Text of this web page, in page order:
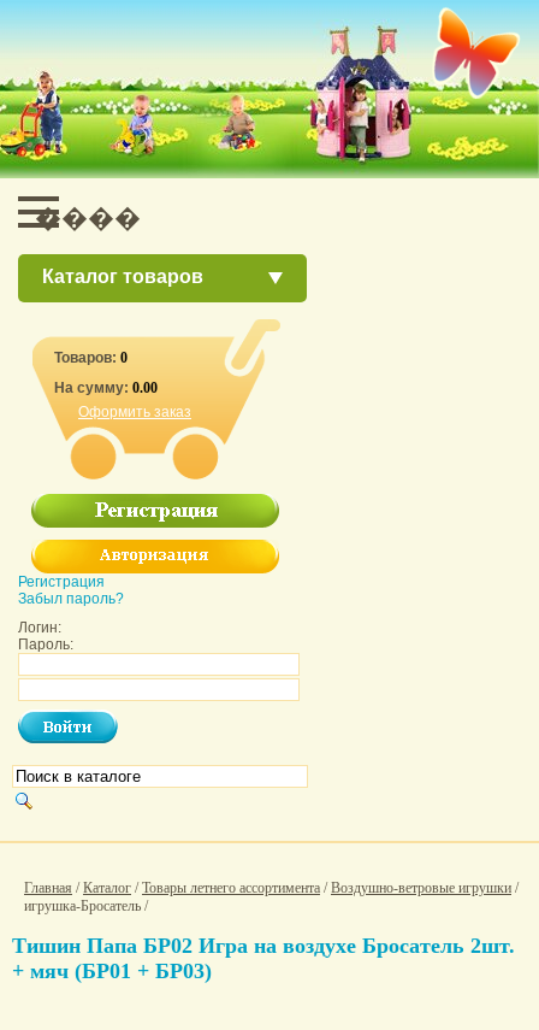
Каталог товаров
Главная /Каталог /Товары летнего ассортимента /Воздушно-ветровые игрушки /
игрушка-Бросатель /
Тишин Папа БР02 Игра на воздухе Бросатель 2шт.
+ мяч (БР01 + БР03)
Товаров: 0
На сумму: 0.00
Оформить заказ
Регистрация
Забыл пароль?
Логин:
Пароль: